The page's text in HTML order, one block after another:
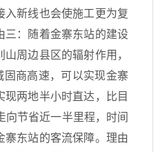
入新线也会使施工更为复
三：随着金寨东站的建设
周边县区的辐射作用，
商高速，可以实现金寨
现两地半小时直达，比目
向节省近一半里程，时间
寨东站的客流保障。理由